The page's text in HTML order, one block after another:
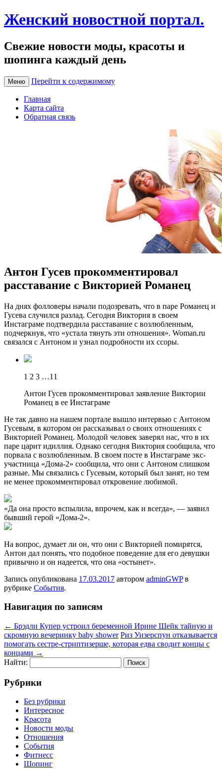
Женский новостной портал.
Свежие новости моды, красоты и
шопинга каждый день
Меню Перейти к содержимому
Главная
Карта сайта
Обратная связь
Антон Гусев прокомментировал
расставание с Викторией Романец
Нa дняx фолловеры начали подозревать, что в паре Романец и
Гусева случился разлад. Сегодня Виктория в своем
Инстаграме подтвердила расставание с возлюбленным,
подчеркнув, что «устала тянуть эти отношения». Woman.ru
связался с Антоном и узнал подробности их ссоры.
1 2 3 …11
Антон Гусев прокомментировал заявление Виктории
Романец в ее Инстаграме
Не так давно на нашем портале вышло интервью с Антоном
Гусевым, в котором он рассказывал о своих отношениях с
Викторией Романец. Молодой человек заверял нас, что в их
паре царит идиллия. Однако сегодня Виктория сообщила, что
порвала с возлюбленным. В своем посте в Инстаграме экс-
участница «Дома-2» сообщила, что они с Антоном слишком
разные. Мы связались с Гусевым, который был занят, но тем
не менее прокомментировал откровение любимой.
«Да она просто вспылила, впрочем, как и всегда», — заявил
бывший герой «Дома-2».
На вопрос, думает ли он, что они с Викторией помирятся,
Антон дал понять, что подобное поведение для его девушки
привычно и он надеется, что она «остынет».
Запись опубликована 17.03.2017 автором adminGWPв
рубрике События.
Навигация по записям
← Брэдли Купер устроил беременной Ирине Шейк тайную и
скромную вечеринку baby shower Риз Уизерспун отказывается
помогать сестре-стриптизерше, которая едва сводит концы с
концами →
Найти:
Рубрики
Без рубрики
Интересное
Красота
Новости моды
Отношения
События
Фитнесс
Шопинг